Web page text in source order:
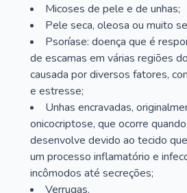
Micoses de pele e de unhas;
Pele seca, oleosa ou muito
Psoríase: doença que é
de escamas em várias regiões
causada por diversos fatores,
e estresse;
Unhas encravadas,
onicocriptose, que ocorre
desenvolve devido ao tecido
um processo inflamatório e
incômodos até secreções;
Verrugas.